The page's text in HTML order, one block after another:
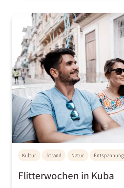
Kultur Strand Natur Entspannung
Flitterwochen in Kuba